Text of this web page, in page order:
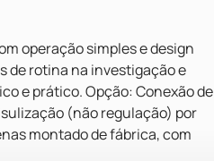
operação simples e design
de rotina na investigação e
e prático. Opção: Conexão de
(não regulação) por
montado de fábrica, com